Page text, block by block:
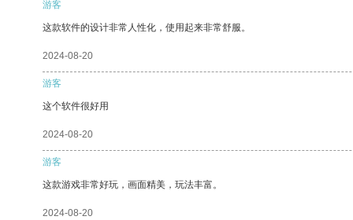
游客
这款软件的设计非常人性化，使用起来非常舒服。
2024-08-20
游客
这个软件很好用
2024-08-20
游客
这款游戏非常好玩，画面精美，玩法丰富。
2024-08-20